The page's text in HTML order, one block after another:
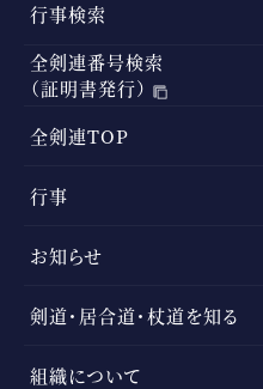
行事検索
全剣連番号検索
（証明書発行）
全剣連TOP
行事
お知らせ
剣道・居合道・杖道を知る
組織について